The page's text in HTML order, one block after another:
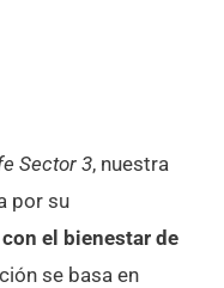
Sector 3, nuestra
por su
el bienestar de
se basa en